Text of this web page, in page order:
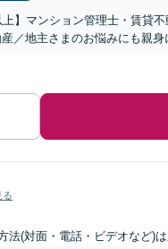
上】マンション管理士・賃貸
／地主さまのお悩みにも親
る
法(対面・電話・ビデオなど)